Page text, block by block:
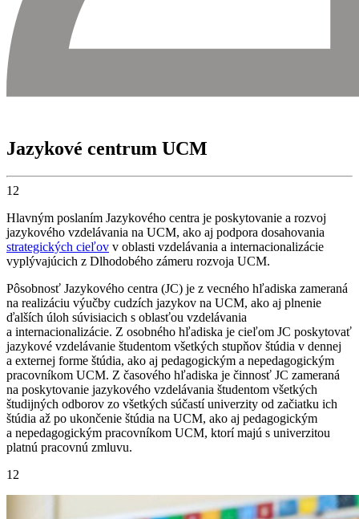
Jazykové centrum UCM
12
Hlavným poslaním Jazykového centra je poskytovanie a rozvoj
jazykového vzdelávania na UCM, ako aj podpora dosahovania
strategických cieľov v oblasti vzdelávania a internacionalizácie
vyplývajúcich z Dlhodobého zámeru rozvoja UCM.
Pôsobnosť Jazykového centra (JC) je z vecného hľadiska zameraná
na realizáciu výučby cudzích jazykov na UCM, ako aj plnenie
ďalších úloh súvisiacich s oblasťou vzdelávania
a internacionalizácie. Z osobného hľadiska je cieľom JC poskytovať
jazykové vzdelávanie študentom všetkých stupňov štúdia v dennej
a externej forme štúdia, ako aj pedagogickým a nepedagogickým
pracovníkom UCM. Z časového hľadiska je činnosť JC zameraná
na poskytovanie jazykového vzdelávania študentom všetkých
študijných odborov zo všetkých súčastí univerzity od začiatku ich
štúdia až po ukončenie štúdia na UCM, ako aj pedagogickým
a nepedagogickým pracovníkom UCM, ktorí majú s univerzitou
platnú pracovnú zmluvu.
12